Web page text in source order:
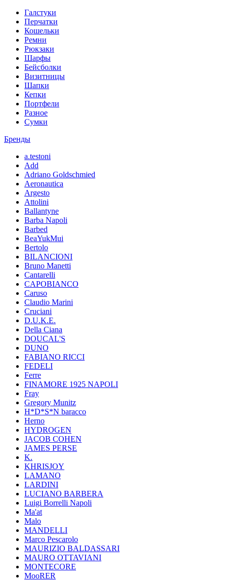
Галстуки
Перчатки
Кошельки
Ремни
Рюкзаки
Шарфы
Бейсболки
Визитницы
Шапки
Кепки
Портфели
Разное
Сумки
Бренды
a.testoni
Add
Adriano Goldschmied
Aeronautica
Argesto
Attolini
Ballantyne
Barba Napoli
Barbed
BeaYukMui
Bertolo
BILANCIONI
Bruno Manetti
Cantarelli
CAPOBIANCO
Caruso
Claudio Marini
Cruciani
D.U.K.E.
Della Ciana
DOUCAL'S
DUNO
FABIANO RICCI
FEDELI
Ferre
FINAMORE 1925 NAPOLI
Fray
Gregory Munitz
H*D*S*N baracco
Herno
HYDROGEN
JACOB COHEN
JAMES PERSE
K.
KHRISJOY
LAMANO
LARDINI
LUCIANO BARBERA
Luigi Borrelli Napoli
Ma'at
Malo
MANDELLI
Marco Pescarolo
MAURIZIO BALDASSARI
MAURO OTTAVIANI
MONTECORE
MooRER